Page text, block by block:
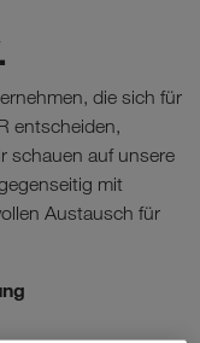
die sich für
entscheiden,
schauen auf unsere
mit
Austausch für